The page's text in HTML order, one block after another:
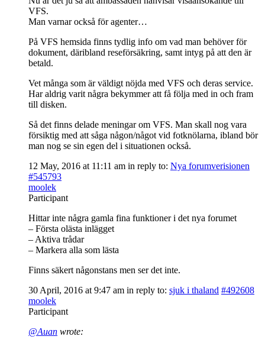
VFS.
Man varnar också för agenter…
På VFS hemsida finns tydlig info om vad man behöver för
dokument, däribland reseförsäkring, samt intyg på att den är
betald.
Vet många som är väldigt nöjda med VFS och deras service.
Har aldrig varit några bekymmer att få följa med in och fram
till disken.
Så det finns delade meningar om VFS. Man skall nog vara
försiktig med att såga någon/något vid fotknölarna, ibland bör
man nog se sin egen del i situationen också.
12 May, 2016 at 11:11 am in reply to: Nya forumverisionen
#545793
moolek
Participant
Hittar inte några gamla fina funktioner i det nya forumet
– Första olästa inlägget
– Aktiva trådar
– Markera alla som lästa
Finns säkert någonstans men ser det inte.
30 April, 2016 at 9:47 am in reply to: sjuk i thaland #492608
moolek
Participant
@Auan wrote: